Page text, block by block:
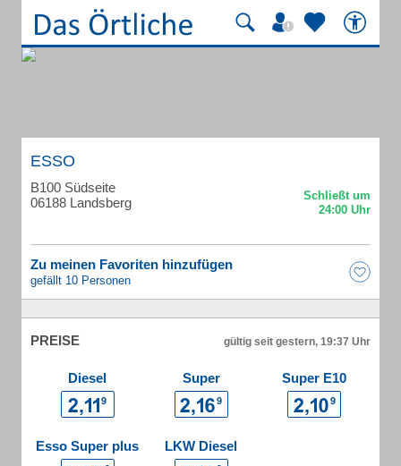
ESSO
B100 Südseite
06188 Landsberg
Zu meinen Favoriten hinzufügen
gefällt 10 Personen
PREISE gültig seit gestern, 19:37 Uhr
Diesel Super Super E10
Esso Super plus LKW Diesel